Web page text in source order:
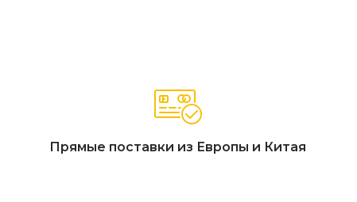
Прямые поставки из Европы и Китая